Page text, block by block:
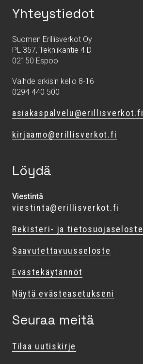
Yhteystiedot
Suomen Erillisverkot Oy
PL 357, Tekniikantie 4 D
02150 Espoo
Vaihde arkisin kello 8-16
0294 440 500
asiakaspalvelu@erillisverkot.fi
kirjaamo@erillisverkot.fi
Löydä
Viestintä
viestinta@erillisverkot.fi
Rekisteri- ja tietosuojaseloste
Saavutettavuusseloste
Evästekäytännöt
Näytä evästeasetukseni
Seuraa meitä
Tilaa uutiskirje